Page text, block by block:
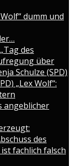
dumm und
des
über
Schulze (SPD)
„Lex Wolf“:
angeblicher
des
fachlich falsch